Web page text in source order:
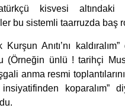
kisvesi altındaki
bu sistemli taarruzda baş
Kurşun Anıtı’nı
(Örneğin ünlü ! tarihçi
anma resmi
insiyatifinden koparalım”